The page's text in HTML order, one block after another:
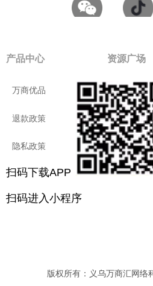
产品中心
万商优品
退款政策
隐私政策
付款方式
进口商品
用户手册
资源广场
扫码下载APP
扫码进入小程序
版权所有：义乌万商汇网络